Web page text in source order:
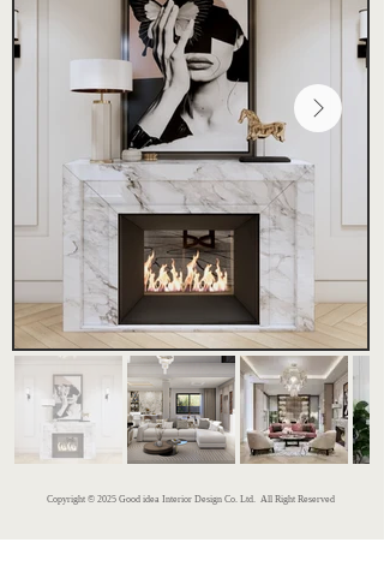
Copyright © 2025 Good idea Interior Design Co. Ltd. All Right Reserved